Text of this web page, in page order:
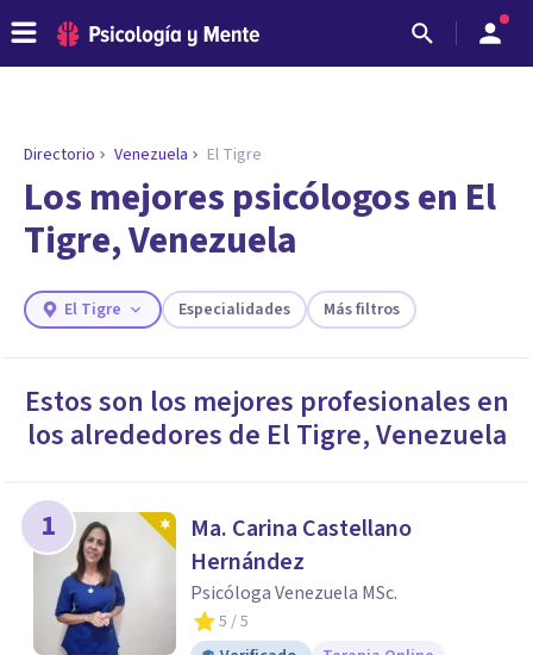
ENCONTRAR MI TERAPEUTA
¿Necesitas ayuda para encontrar el
psicólogo adecuado?
Responde a unas breves preguntas y te ofreceremos
necesidades.
Directorio Venezuela El Tigre
Los mejores psicólogos en El
Tigre, Venezuela
El Tigre Especialidades Más filtros
Estos son los mejores profesionales en
los alrededores de El Tigre,Venezuela
1
Ma. Carina Castellano
Hernández
Psicóloga Venezuela MSc.
5 / 5